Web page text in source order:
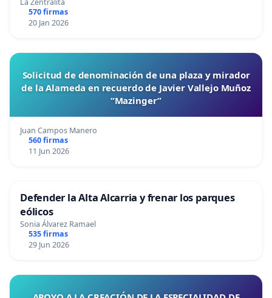
570 firmas
20 Jan 2026
Solicitud de denominación de una plaza y mirador
de la Alameda en recuerdo de Javier Vallejo Muñoz
“Mazinger”
Juan Campos Manero
560 firmas
11 Jun 2026
Defender la Alta Alcarria y frenar los parques
eólicos
Sonia Álvarez Ramael
535 firmas
29 Jun 2026